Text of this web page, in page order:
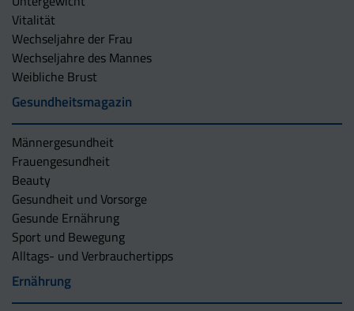
Vitalität
Wechseljahre der Frau
Wechseljahre des Mannes
Weibliche Brust
Gesundheitsmagazin
Männergesundheit
Frauengesundheit
Beauty
Gesundheit und Vorsorge
Gesunde Ernährung
Sport und Bewegung
Alltags- und Verbrauchertipps
Ernährung